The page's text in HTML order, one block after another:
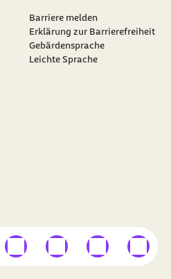
Barriere melden
Erklärung zur Barrierefreiheit
Gebärdensprache
Leichte Sprache
auf
Link
externer Linkexterner Linkexterner Link